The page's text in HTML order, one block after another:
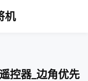
机
控器_边角优先